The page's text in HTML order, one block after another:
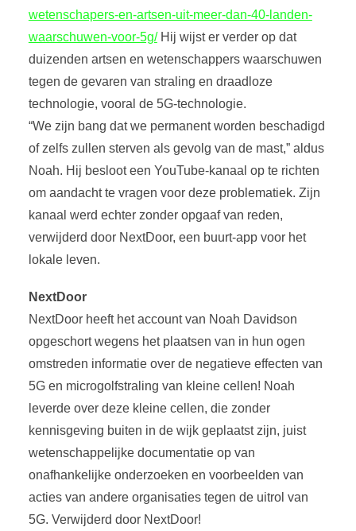
wetenschapers-en-artsen-uit-meer-dan-40-landen-
waarschuwen-voor-5g/Hij wijst er verder op dat
duizenden artsen en wetenschappers waarschuwen
tegen de gevaren van straling en draadloze
technologie, vooral de 5G-technologie.
“We zijn bang dat we permanent worden beschadigd
of zelfs zullen sterven als gevolg van de mast,” aldus
Noah. Hij besloot een YouTube-kanaal op te richten
om aandacht te vragen voor deze problematiek. Zijn
kanaal werd echter zonder opgaaf van reden,
verwijderd door NextDoor, een buurt-app voor het
lokale leven.
NextDoor
NextDoor heeft het account van Noah Davidson
opgeschort wegens het plaatsen van in hun ogen
omstreden informatie over de negatieve effecten van
5G en microgolfstraling van kleine cellen! Noah
leverde over deze kleine cellen, die zonder
kennisgeving buiten in de wijk geplaatst zijn, juist
wetenschappelijke documentatie op van
onafhankelijke onderzoeken en voorbeelden van
acties van andere organisaties tegen de uitrol van
5G. Verwijderd door NextDoor!